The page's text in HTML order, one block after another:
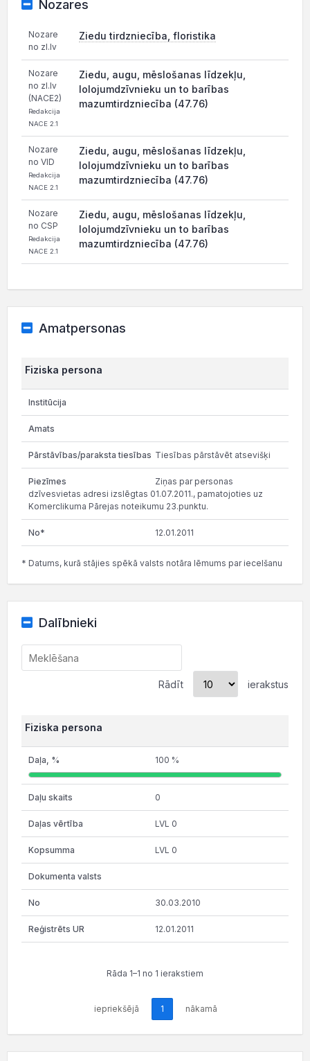
Nozares
Nozare
no zl.lv
Ziedu tirdzniecība, floristika
Nozare
no zl.lv
(NACE2)
Redakcija
NACE 2.1
Ziedu, augu, mēslošanas līdzekļu,
lolojumdzīvnieku un to barības
mazumtirdzniecība (47.76)
Nozare
no VID
Redakcija
NACE 2.1
Ziedu, augu, mēslošanas līdzekļu,
lolojumdzīvnieku un to barības
mazumtirdzniecība (47.76)
Nozare
no CSP
Redakcija
NACE 2.1
Ziedu, augu, mēslošanas līdzekļu,
lolojumdzīvnieku un to barības
mazumtirdzniecība (47.76)
Amatpersonas
Fiziska persona
Tiesības pārstāvēt atsevišķi
Ziņas par personas
dzīvesvietas adresi izslēgtas 01.07.2011., pamatojoties uz
Komerclikuma Pārejas noteikumu 23.punktu.
12.01.2011
* Datums, kurā stājies spēkā valsts notāra lēmums par iecelšanu
Dalībnieki
Rādīt ierakstus
Fiziska persona
100 %
0
LVL 0
LVL 0
30.03.2010
12.01.2011
Rāda 1–1 no 1 ierakstiem
iepriekšējā 1 nākamā